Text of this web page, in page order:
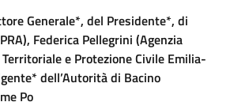
Generale*, del Presidente*, di
Federica Pellegrini (Agenzia
e Protezione Civile Emilia-
dell’Autorità di Bacino
Po